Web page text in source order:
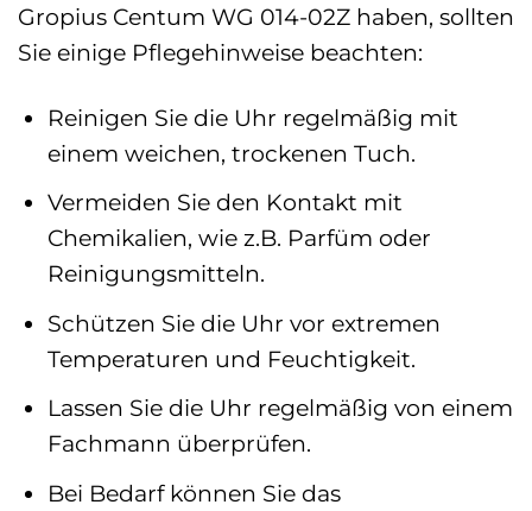
Gropius Centum WG 014-02Z haben, sollten
Sie einige Pflegehinweise beachten:
Reinigen Sie die Uhr regelmäßig mit
einem weichen, trockenen Tuch.
Vermeiden Sie den Kontakt mit
Chemikalien, wie z.B. Parfüm oder
Reinigungsmitteln.
Schützen Sie die Uhr vor extremen
Temperaturen und Feuchtigkeit.
Lassen Sie die Uhr regelmäßig von einem
Fachmann überprüfen.
Bei Bedarf können Sie das